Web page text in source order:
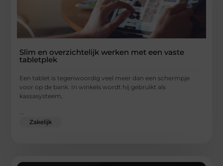
Slim en overzichtelijk werken met een vaste
tabletplek
Een tablet is tegenwoordig veel meer dan een schermpje
voor op de bank. In winkels wordt hij gebruikt als
kassasysteem,
...
Zakelijk